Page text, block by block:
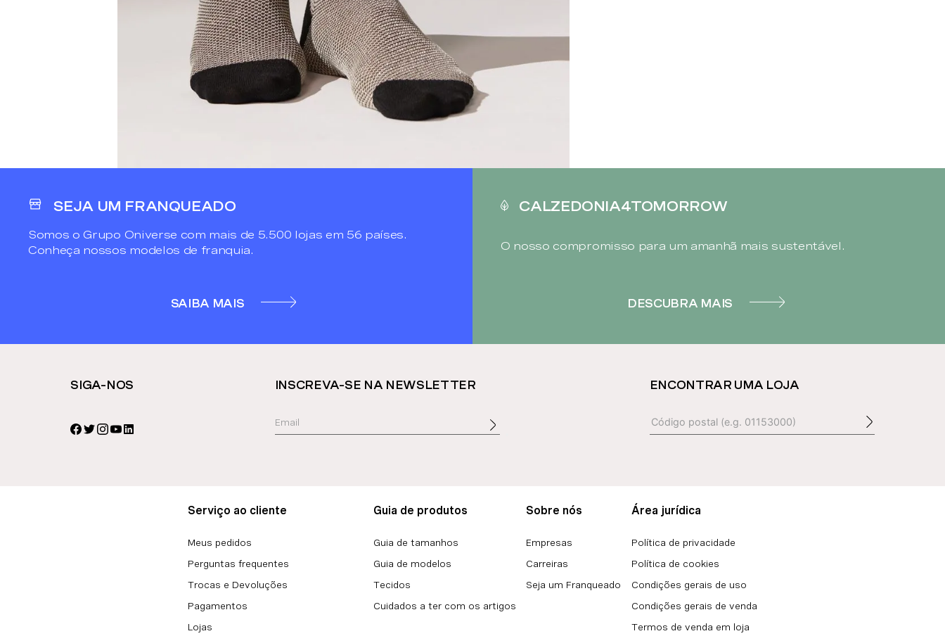
SEJA UM FRANQUEADO
Somos o Grupo Oniverse com mais de 5.500 lojas em 56 países.
Conheça nossos modelos de franquia.
SAIBA MAIS
CALZEDONIA4TOMORROW
O nosso compromisso para um amanhã mais sustentável.
DESCUBRA MAIS
SIGA-NOS INSCREVA-SE NA NEWSLETTER ENCONTRAR UMA LOJA
Serviço ao cliente
Meus pedidos
Perguntas frequentes
Trocas e Devoluções
Pagamentos
Lojas
Guia de produtos
Guia de tamanhos
Guia de modelos
Tecidos
Cuidados a ter com os artigos
Sobre nós
Empresas
Carreiras
Seja um Franqueado
Área jurídica
Política de privacidade
Política de cookies
Condições gerais de uso
Condições gerais de venda
Termos de venda em loja